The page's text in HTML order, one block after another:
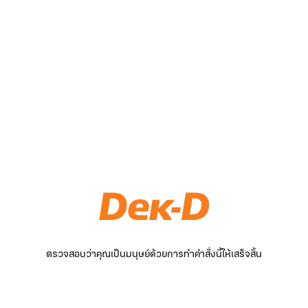
ตรวจสอบว่าคุณเป็นมนุษย์ด้วยการทำคำสั่งนี้ให้เสร็จสิ้น